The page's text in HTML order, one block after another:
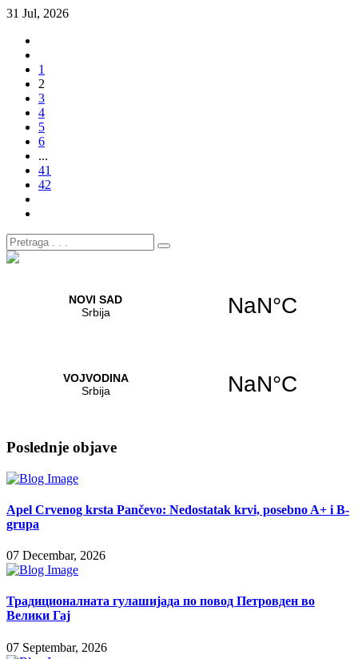
31 Jul, 2026
1
2
3
4
5
6
...
41
42
Poslednje objave
Apel Crvenog krsta Pančevo: Nedostatak krvi, posebno A+ i B-
grupa
07 Decembar, 2026
Традиционалната гулашијада по повод Петровден во
Велики Гај
07 Septembar, 2026